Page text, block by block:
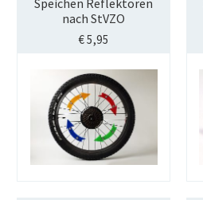
nach StVZO
€5,95